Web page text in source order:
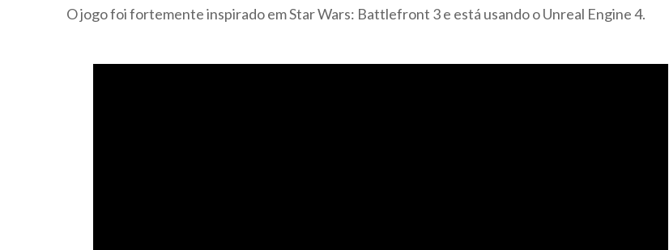
O jogo foi fortemente inspirado em Star Wars: Battlefront 3 e está usando o Unreal Engine 4.